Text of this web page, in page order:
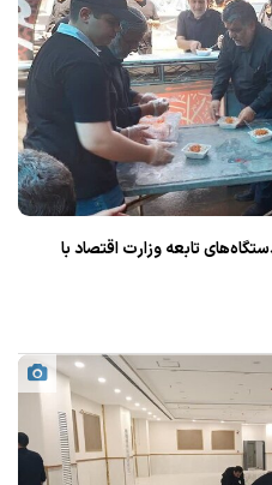
تابعه وزارت اقتصاد با